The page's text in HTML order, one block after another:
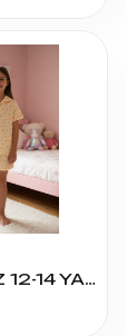
205974 KIZ 12-14 YAŞ K.KOL ŞORTLU PİJAMA TAKIM